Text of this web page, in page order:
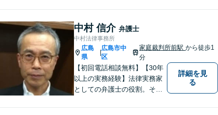
ってまいります。 ぜひご相談
ください。
中村 信介 弁護士
中村法律事務所
広島
県
|
広島市中
区
家庭裁判所前駅から徒歩1
分
【初回電話相談無料】【30年
以上の実務経験】法律実務家
としての弁護士の役割。それ
そのために弁護士は、法的に
詳細を見
る